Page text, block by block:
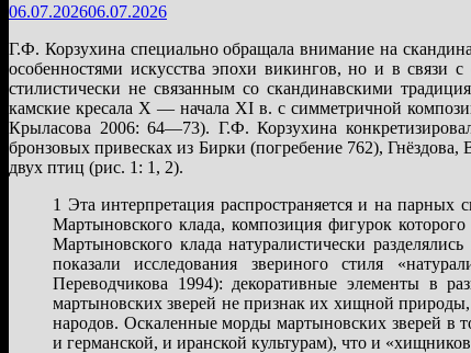
06.07.202606.07.2026
Г.Ф. Корзухина специально обращала внимание на
особенностями искусства эпохи викингов, но и в
стилистически не связанным со скандинавскими
камские кресала X — начала XI в. с симметричной
Крыласова 2006: 64—73). Г.Ф. Корзухина
бронзовых привесках из Бирки (погребение 762),
двух птиц (рис. 1: 1, 2).
1 Эта интерпретация распространяется и на
Мартыновского клада, композиция фигурок
Мартыновского клада натуралистически
показали исследования звериного стиля
Переводчикова 1994): декоративные элементы в
мартыновских зверей не признак их хищной
народов. Оскаленные морды мартыновских зверей в
и германской, и иранской культурам), что и